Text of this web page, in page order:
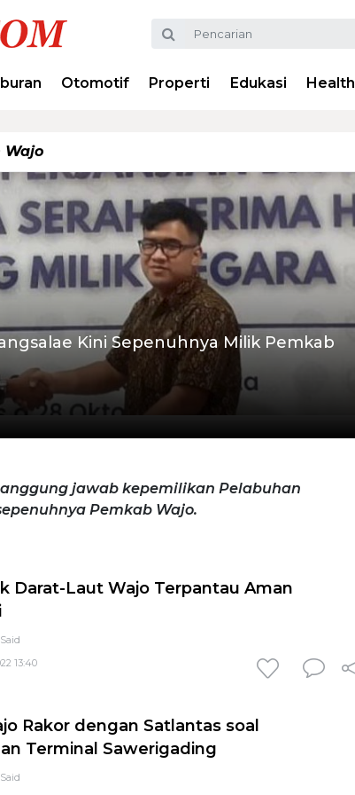
Otomotif Properti Edukasi Health
Wajo
Kini Sepenuhnya Milik Pemkab
jawab kepemilikan Pelabuhan
Pemkab Wajo.
Darat-Laut Wajo Terpantau Aman
13:40
Rakor dengan Satlantas soal
Terminal Sawerigading